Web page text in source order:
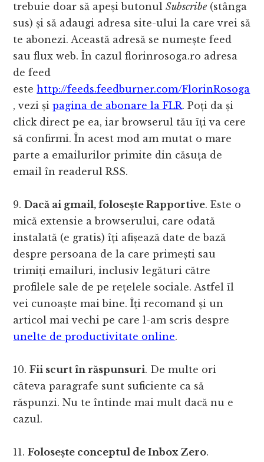
trebuie doar să apeși butonulSubscribe (stânga
sus) și să adaugi adresa site-ului la care vrei să
te abonezi. Această adresă se numește feed
sau flux web. În cazul florinrosoga.ro adresa
de feed
estehttp://feeds.feedburner.com/FlorinRosoga
, vezi șipagina de abonare la FLR. Poți da și
click direct pe ea, iar browserul tău îți va cere
să confirmi. În acest mod am mutat o mare
parte a emailurilor primite din căsuța de
email în readerul RSS.
9.Dacă ai gmail, folosește Rapportive. Este o
mică extensie a browserului, care odată
instalată (e gratis) îți afișează date de bază
despre persoana de la care primești sau
trimiți emailuri, inclusiv legături către
profilele sale de pe rețelele sociale. Astfel îl
vei cunoaște mai bine. Îți recomand și un
articol mai vechi pe care l-am scris despre
unelte de productivitate online.
10.Fii scurt în răspunsuri. De multe ori
câteva paragrafe sunt suficiente ca să
răspunzi. Nu te întinde mai mult dacă nu e
cazul.
11.Folosește conceptul de Inbox Zero.